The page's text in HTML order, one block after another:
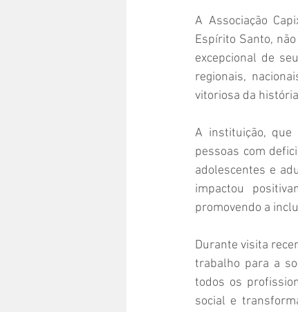
A Associação
Espírito Santo,
excepcional de
regionais,
vitoriosa da
A instituição, que
pessoas com
adolescentes e
impactou
promovendo a
Durante visita
trabalho para a
todos os
social e